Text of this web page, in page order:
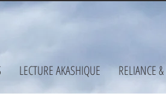
LECTURE AKASHIQUE RELIANCE